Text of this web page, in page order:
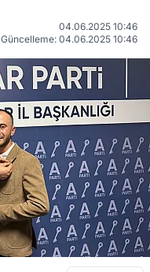
04.06.2025 10:46
Güncelleme: 04.06.2025 10:46